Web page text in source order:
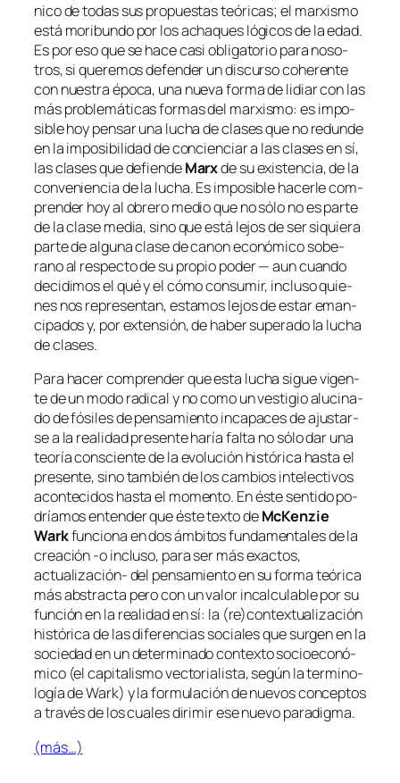
ni­co de to­das sus pro­pues­tas teó­ri­cas; el mar­xis­mo
es­tá mo­ri­bun­do por los acha­ques ló­gi­cos de la edad.
Es por eso que se ha­ce ca­si obli­ga­to­rio pa­ra no­so­
tros, si que­re­mos de­fen­der un dis­cur­so cohe­ren­te
con nues­tra épo­ca, una nue­va for­ma de li­diar con las
más pro­ble­má­ti­cas for­mas del mar­xis­mo: es im­po­
si­ble hoy pen­sar una lu­cha de cla­ses que no re­dun­de
en la im­po­si­bi­li­dad de con­cien­ciar a las cla­ses en sí,
las cla­ses que de­fien­deMarxde su exis­ten­cia, de la
con­ve­nien­cia de la lu­cha. Es im­po­si­ble ha­cer­le com­
pren­der hoy al obre­ro me­dio que no só­lo no es par­te
de la cla­se me­dia, sino que es­tá le­jos de ser si­quie­ra
par­te de al­gu­na cla­se de ca­non eco­nó­mi­co so­be­
rano al res­pec­to de su pro­pio po­der — aun cuan­do
de­ci­di­mos el qué y el có­mo con­su­mir, in­clu­so quie­
nes nos re­pre­sen­tan, es­ta­mos le­jos de es­tar eman­
ci­pa­dos y, por ex­ten­sión, de ha­ber su­pe­ra­do la lu­cha
de clases.
Para ha­cer com­pren­der que es­ta lu­cha si­gue vi­gen­
te de un mo­do ra­di­cal y no co­mo un ves­ti­gio alu­ci­na­
do de fó­si­les de pen­sa­mien­to in­ca­pa­ces de ajus­tar­
se a la reali­dad pre­sen­te ha­ría fal­ta no só­lo dar una
teo­ría cons­cien­te de la evo­lu­ción his­tó­ri­ca has­ta el
pre­sen­te, sino tam­bién de los cam­bios in­te­lec­ti­vos
acon­te­ci­dos has­ta el mo­men­to. En és­te sen­ti­do po­
dría­mos en­ten­der que és­te tex­to deMcKenzie
Warkfun­cio­na en dos ám­bi­tos fun­da­men­ta­les de la
crea­ción ‑o in­clu­so, pa­ra ser más exac­tos,
actualización- del pen­sa­mien­to en su for­ma teó­ri­ca
más abs­trac­ta pe­ro con un va­lor in­cal­cu­la­ble por su
fun­ción en la reali­dad en sí: la (re)contextualización
his­tó­ri­ca de las di­fe­ren­cias so­cia­les que sur­gen en la
so­cie­dad en un de­ter­mi­na­do con­tex­to so­cio­eco­nó­
mi­co (el ca­pi­ta­lis­mo vec­to­ria­lis­ta, se­gún la ter­mi­no­
lo­gía de Wark) y la for­mu­la­ción de nue­vos con­cep­tos
a tra­vés de los cua­les di­ri­mir ese nue­vo paradigma.
(más…)